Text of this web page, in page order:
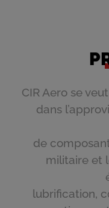
CIR Aero se
dans
de
militaire et
lubrification,